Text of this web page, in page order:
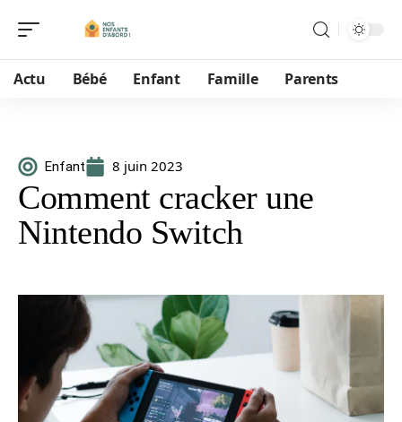
Actu Bébé Enfant Famille Parents
Enfant 8 juin 2023
Comment cracker une
Nintendo Switch